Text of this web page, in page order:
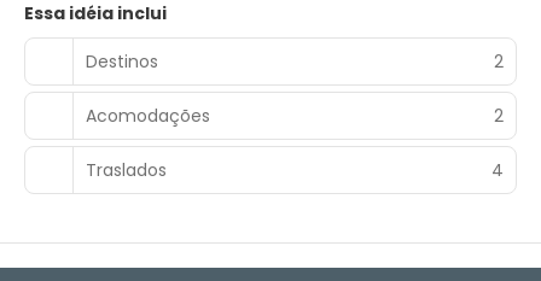
Essa idéia inclui
Destinos
2
Acomodações 2
Traslados 4